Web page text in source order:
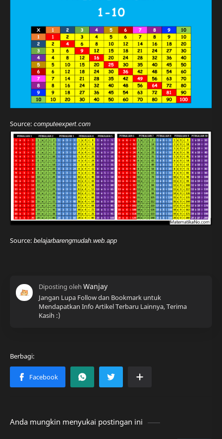
Source: computeexpert.com
Source: belajarbarengmudah.web.app
Jangan Lupa Follow dan Bookmark untuk
Mendapatkan Info Artikel Terbaru Lainnya, Terima
Kasih :)
Anda mungkin menyukai postingan ini